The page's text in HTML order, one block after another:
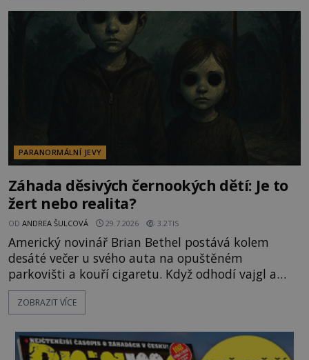
vyhýbají! Už jste o těchto lesích slyšeli? A odvážili
byste se je navštívit? [gallery ids="17
PARANORMÁLNÍ JEVY
Záhada děsivých černookých dětí: Je to
žert nebo realita?
OD ANDREA ŠULCOVÁ 29.7.2026 3.2TIS
Americký novinář Brian Bethel postává kolem
desáté večer u svého auta na opuštěném
parkovišti a kouří cigaretu. Když odhodí vajgl a
chystá se nastoupit do auta, přijdou k němu dva
mladí chlapci, kterým může být okolo 14 let.
pouhých několik minut od tohoto parkoviště,“
zeptá se suverénně jeden z nich. P
ZOBRAZIT VÍCE